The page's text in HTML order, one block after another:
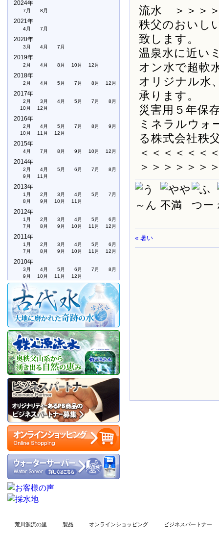
2024年
7月 8月
2021年
4月 7月
2020年
3月 4月 7月
2019年
2月 4月 8月 10月 12月
2018年
2月 4月 5月 7月 8月 12月
2017年
2月 3月 4月 5月 7月
8月
10月
12月
2016年
2月 4月 5月 7月 8月
9月
10月
11月 12月
2015年
4月 7月 8月 9月 10月 12月
2014年
2月 4月 5月 6月 7月
8月
9月
11月
2013年
1月 2月 3月 4月 5月
7月
8月
9月 10月 11月
2012年
1月 2月 3月 4月 5月
6月
7月
8月 9月 10月 11月 12月
2011年
1月 2月 3月 4月 5月
6月
7月
8月 9月 10月 11月 12月
2010年
3月 4月 5月 6月 7月
8月
9月
10月 11月 12月
流水 ＞＞＞
秩父のおいし
致します。
温泉水に近い
オン水で超軟
オリジナル水
承ります。
災害用５年保
ミネラルウォ
る株式会社秩
＜＜＜＜＜＜
＞＞＞＞＞＞
« 暑い
荒川源流の里 製品 オンラインショッピング ビジネスパートナー